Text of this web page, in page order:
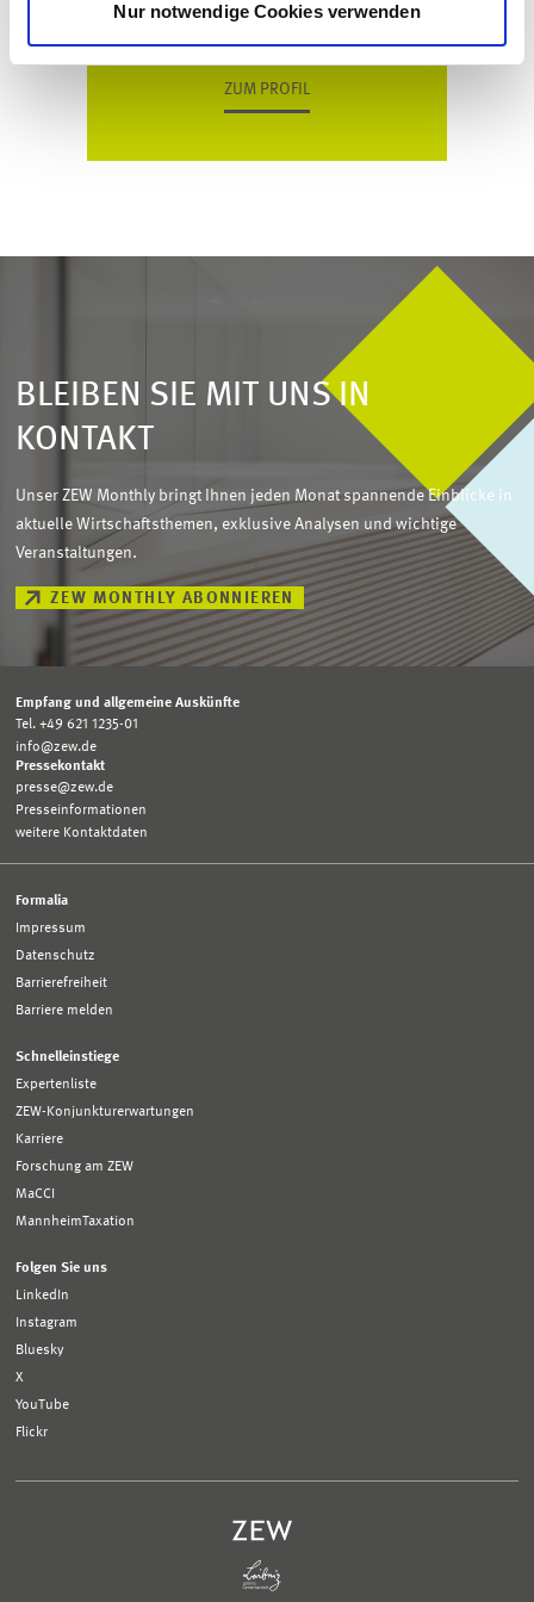
Nur notwendige Cookies verwenden
ZUM PROFIL
BLEIBEN SIE MIT UNS IN
KONTAKT
Unser ZEW Monthly bringt Ihnen jeden Monat spannende Einblicke in
aktuelle Wirtschaftsthemen, exklusive Analysen und wichtige
Veranstaltungen.
ZEW MONTHLY ABONNIEREN
Empfang und allgemeine Auskünfte
Tel. +49 621 1235-01
info@zew.de
Pressekontakt
presse@zew.de
Presseinformationen
weitere Kontaktdaten
Formalia
Impressum
Datenschutz
Barrierefreiheit
Barriere melden
Schnelleinstiege
Expertenliste
ZEW-Konjunkturerwartungen
Karriere
Forschung am ZEW
MaCCI
MannheimTaxation
Folgen Sie uns
LinkedIn
Instagram
Bluesky
X
YouTube
Flickr